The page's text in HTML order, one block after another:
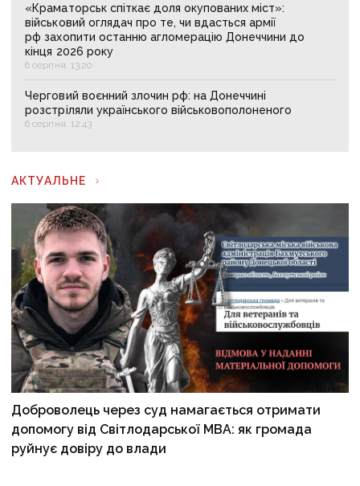
«Краматорськ спіткає доля окупованих міст»:
військовий оглядач про те, чи вдасться армії
рф захопити останню агломерацію Донеччини до
кінця 2026 року
6 серпня, 13:20
Черговий воєнний злочин рф: на Донеччині
розстріляли українського військовополоненого
6 серпня, 12:43
АКТУАЛЬНЕ
Доброволець через суд намагається отримати
допомогу від Світлодарської МВА: як громада
руйнує довіру до влади